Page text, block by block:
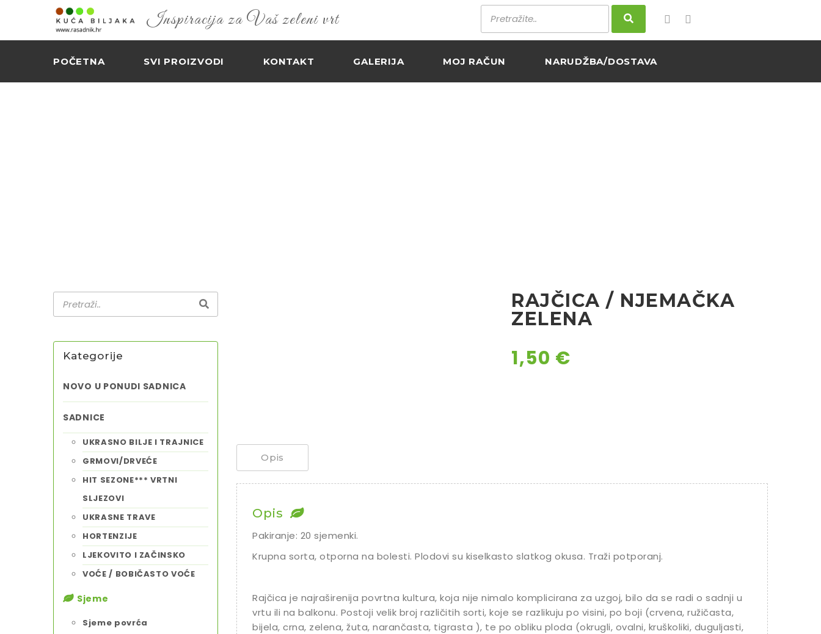
Inspiracija za Vaš zeleni vrt
POČETNA SVI PROIZVODI KONTAKT GALERIJA MOJ RAČUN NARUDŽBA/DOSTAVA
Kategorije
NOVO U PONUDI SADNICA
SADNICE
UKRASNO BILJE I TRAJNICE
GRMOVI/DRVEĆE
HIT SEZONE*** VRTNI
SLJEZOVI
UKRASNE TRAVE
HORTENZIJE
LJEKOVITO I ZAČINSKO
VOĆE / BOBIČASTO VOĆE
Sjeme
Sjeme povrća
RAJČICA / NJEMAČKA
ZELENA
1,50 €
Opis
Opis
Pakiranje: 20 sjemenki.
Krupna sorta, otporna na bolesti. Plodovi su kiselkasto slatkog okusa. Traži potporanj.
Rajčica je najraširenija povrtna kultura, koja nije nimalo komplicirana za uzgoj, bilo da se radi o sadnji u
vrtu ili na balkonu. Postoji velik broj različitih sorti, koje se razlikuju po visini, po boji (crvena, ružičasta,
bijela, crna, zelena, žuta, narančasta, tigrasta ), te po obliku ploda (okrugli, ovalni, kruškoliki, duguljasti,